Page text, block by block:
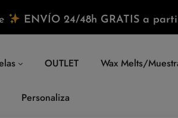
ENVÍO 24/48h GRATIS a
OUTLET Wax Melts/
Personaliza